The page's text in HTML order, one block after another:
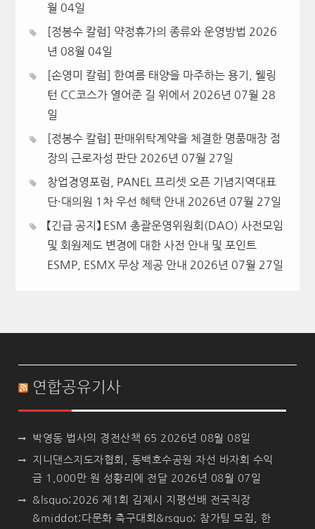
월 04일
[정봉수 칼럼] 약정휴가의 종류와 운영방법 2026
년 08월 04일
[손영미 칼럼] 한여름 태양을 마주하는 용기, 웰링
턴 CC코스가 열어준 길 위에서 2026년 07월 28
일
[정봉수 칼럼] 판매위탁계약을 체결한 명품매장 점
장의 근로자성 판단 2026년 07월 27일
창업경영포럼, PANEL 프리셋 오픈 기념지역대표
단·대의원 1차 우선 혜택 안내 2026년 07월 27일
【긴급 공지】 ESM 총괄운영위원회(DAO) 사전모임
및 회원제도 변경에 대한 사전 안내 및 포인트
ESMP, ESMX 무상 제공 안내 2026년 07월 27일
연합공유기사
박영동 법사의 경전산책 65 2026년 08월 08일
지니댄스지도자협회, 동백호수공원 자선 바자회 수익
금 1,000만 원 성황리에 전달 2026년 08월 07일
&lsquo;2026 제1회 김제시 지평선배 전국직장
&middot;다문화 축구대회&rsquo; 참가팀 모집, 한